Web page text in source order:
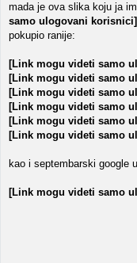
mada je ova slika koju ja
samo ulogovani korisnici]
pokupio ranije:
[Link mogu videti samo
[Link mogu videti samo
[Link mogu videti samo
[Link mogu videti samo
[Link mogu videti samo
[Link mogu videti samo
kao i septembarski google
[Link mogu videti samo